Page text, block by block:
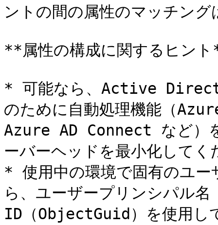
ントの間の属性のマッチング
**属性の構成に関するヒン
* 可能なら、Active
のために自動処理機能（
Azure AD Connect など）
ーバーヘッドを最小化してく
* 使用中の環境で固有のユー
ら、ユーザープリンシパル
ID（ObjectGuid）を使用し